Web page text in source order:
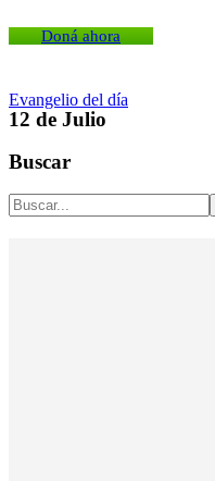
Doná ahora
Evangelio del día
12 de Julio
Buscar